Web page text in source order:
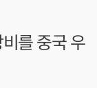
를 중국 우